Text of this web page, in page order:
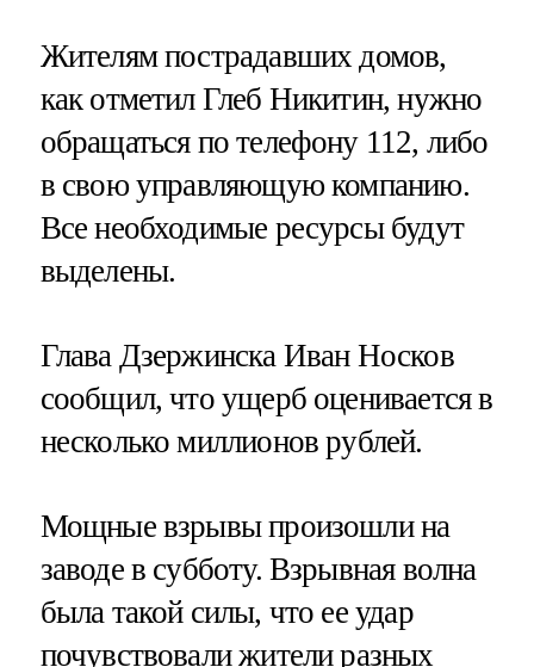
Жителям пострадавших домов,
как отметил Глеб Никитин, нужно
обращаться по телефону 112, либо
в свою управляющую компанию.
Все необходимые ресурсы будут
выделены.
Глава Дзержинска Иван Носков
сообщил, что ущерб оценивается в
несколько миллионов рублей.
Мощные взрывы произошли на
заводе в субботу. Взрывная волна
была такой силы, что ее удар
почувствовали жители разных